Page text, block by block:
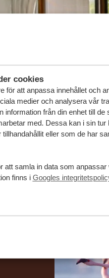
cookies
för att anpassa innehållet och
medier och analysera vår
information från din enhet till
med. Dessa kan i sin tur
eller som de har
att samla in data som
finns i Googles